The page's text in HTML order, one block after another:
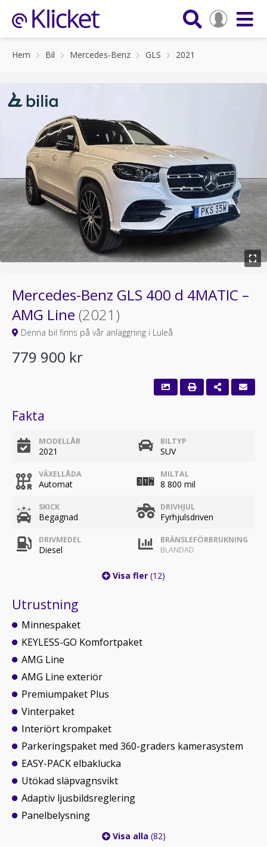
Hem Bil Mercedes-Benz GLS 2021
Mercedes-Benz GLS 400 d 4MATIC –
AMG Line (2021)
Denna bil finns på vår anläggning i Luleå
779 900 kr
Fakta
MODELLÅR
2021
BILTYP
SUV
VÄXELLÅDA
Automat
MILTAL
8 800 mil
SKICK
Begagnad
DRIVHJUL
Fyrhjulsdriven
DRIVMEDEL
Diesel
BRÄNSLEFÖRBRUKNING
BLANDAD
Visa fler (12)
Utrustning
Minnespaket
KEYLESS-GO Komfortpaket
AMG Line
AMG Line exteriör
Premiumpaket Plus
Vinterpaket
Interiört krompaket
Parkeringspaket med 360-graders kamerasystem
EASY-PACK elbaklucka
Utökad släpvagnsvikt
Adaptiv ljusbildsreglering
Panelbelysning
Visa alla (82)